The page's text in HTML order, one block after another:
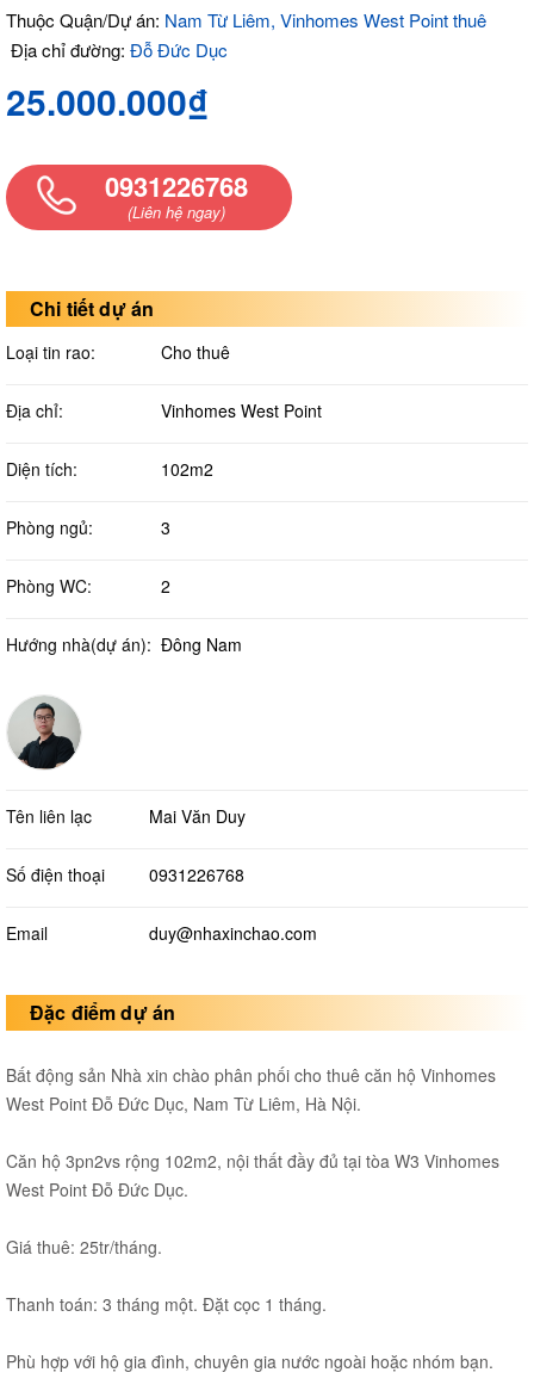
Thuộc Quận/Dự án: Nam Từ Liêm, Vinhomes West Point thuê
Địa chỉ đường: Đỗ Đức Dục
25.000.000₫
0931226768
(Liên hệ ngay)
Chi tiết dự án
Loại tin rao: Cho thuê
Địa chỉ: Vinhomes West Point
Diện tích: 102m2
Phòng ngủ: 3
Phòng WC: 2
Hướng nhà(dự án): Đông Nam
Tên liên lạc Mai Văn Duy
Số điện thoại 0931226768
Email duy@nhaxinchao.com
Đặc điểm dự án
Bất động sản Nhà xin chào phân phối cho thuê căn hộ Vinhomes
West Point Đỗ Đức Dục, Nam Từ Liêm, Hà Nội.
Căn hộ 3pn2vs rộng 102m2, nội thất đầy đủ tại tòa W3 Vinhomes
West Point Đỗ Đức Dục.
Giá thuê: 25tr/tháng.
Thanh toán: 3 tháng một. Đặt cọc 1 tháng.
Phù hợp với hộ gia đình, chuyên gia nước ngoài hoặc nhóm bạn.